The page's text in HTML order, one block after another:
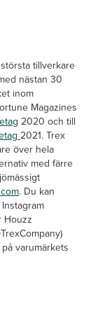
tillverkare
nästan 30
inom
Magazines
2020 och till
2021. Trex
över hela
med färre
. Du kan
Houzz
varumärkets